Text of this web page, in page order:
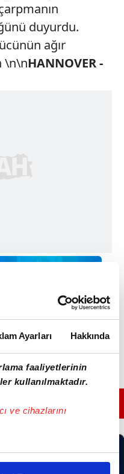
Ayarları Hakkında
faaliyetlerinin
kullanılmaktadır.
ve cihazlarını
sizlere özel
duyurdu.
ağır
\n\nHANNOVER -